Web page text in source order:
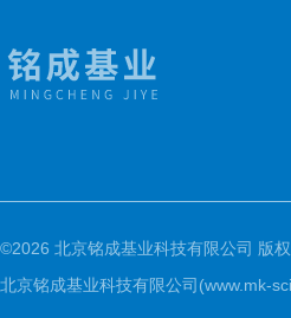
©2026 北京铭成基业科技有限公司 版
北京铭成基业科技有限公司(www.mk-